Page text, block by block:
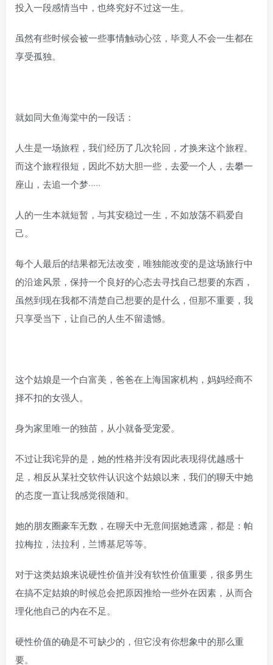
投入一段感情当中，也终究好不过这一生。
虽然有些时候会被一些事情触动心弦，毕竟人不会一生都在
享受孤独。
就如同大鱼海棠中的一段话：
人生是一场旅程，我们经历了几次轮回，才换来这个旅程。
而这个旅程很短，因此不妨大胆一些，去爱一个人，去攀一
座山，去追一个梦·····
人的一生本就短暂，与其安稳过一生，不如放荡不羁爱自
己。
每个人最后的结果都无法改变，唯独能改变的是这场旅行中
的沿途风景，保持一个良好的心态去寻找自己想要的东西，
虽然到现在我都不清楚自己想要的是什么，但那不重要，我
只享受当下，让自己的人生不留遗憾。
这个姑娘是一个白富美，爸爸在上海国家机构，妈妈经商不
择不扣的女强人。
身为家里唯一的独苗，从小就备受宠爱。
不过让我诧异的是，她的性格并没有因此表现得优越感十
足，相反从某社交软件认识这个姑娘以来，我们的聊天中她
的态度一直让我感觉很随和。
她的朋友圈豪车无数，在聊天中无意间据她透露，都是：帕
拉梅拉，法拉利，兰博基尼等等。
对于这类姑娘来说硬性价值并没有软性价值重要，很多男生
在搞不定姑娘的时候总会把原因推给一些外在因素，从而合
理化他自己的内在不足。
硬性价值的确是不可缺少的，但它没有你想象中的那么重
要。